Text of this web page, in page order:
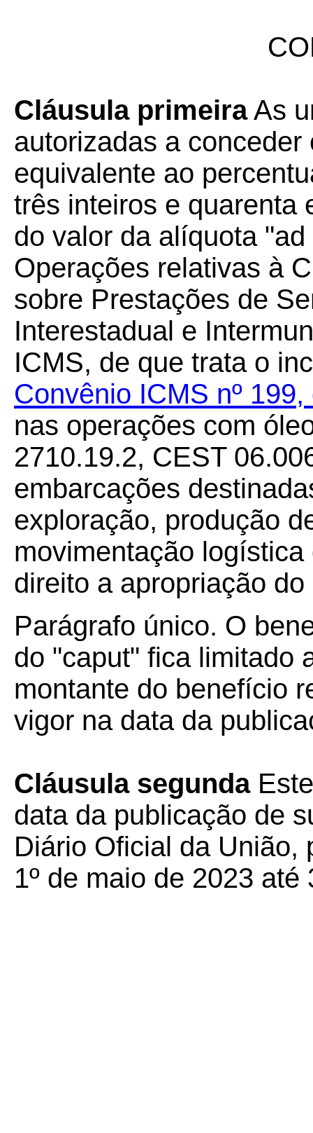
Cláusula primeiraAs
autorizadas a
equivalente ao
três inteiros e quarenta
do valor da alíquota
Operações relativas à
sobre Prestações de
Interestadual e
ICMS, de que trata o
Convênio ICMS nº
nas operações com
2710.19.2, CEST
embarcações
exploração, produção
movimentação
direito a apropriação
Parágrafo único. O
do "caput" fica limitado
montante do benefício
vigor na data da
Cláusula segunda
data da publicação de
Diário Oficial da União,
1º de maio de 2023